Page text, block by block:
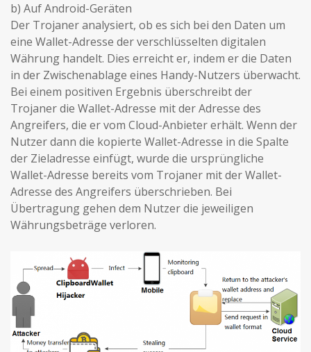
b) Auf Android-Geräten
Der Trojaner analysiert, ob es sich bei den Daten um
eine Wallet-Adresse der verschlüsselten digitalen
Währung handelt. Dies erreicht er, indem er die Daten
in der Zwischenablage eines Handy-Nutzers überwacht.
Bei einem positiven Ergebnis überschreibt der
Trojaner die Wallet-Adresse mit der Adresse des
Angreifers, die er vom Cloud-Anbieter erhält. Wenn der
Nutzer dann die kopierte Wallet-Adresse in die Spalte
der Zieladresse einfügt, wurde die ursprüngliche
Wallet-Adresse bereits vom Trojaner mit der Wallet-
Adresse des Angreifers überschrieben. Bei
Übertragung gehen dem Nutzer die jeweiligen
Währungsbeträge verloren.